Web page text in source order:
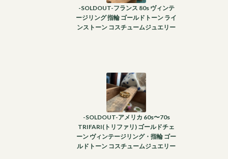
-SOLDOUT-フランス 80s ヴィンテ
ージリング 指輪 ゴールドトーン ライ
ンストーン コスチュームジュエリー
-SOLDOUT-アメリカ 60s〜70s
TRIFARI(トリファリ) ゴールドチェ
ーン ヴィンテージリング・指輪 ゴー
ルドトーン コスチュームジュエリー